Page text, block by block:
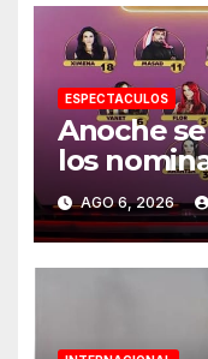
ESPECTACULOS
Anoche
los
los
la
AGO 6, 2026